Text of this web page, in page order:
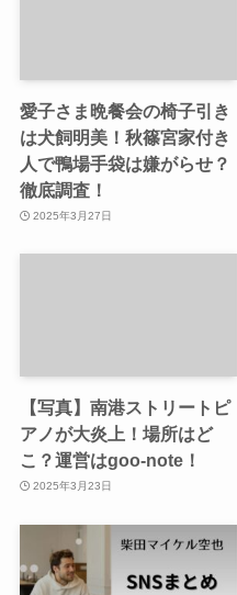
愛子さま晩餐会の椅子引き
は犬飼明美！秋篠宮家付き
人で鴨場手袋は嫌がらせ？
徹底調査！
2025年3月27日
【写真】南港ストリートピ
アノが大炎上！場所はど
こ？運営はgoo-note！
2025年3月23日